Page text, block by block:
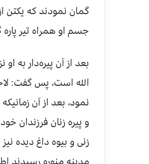
گمان نمودند كه یكتن
جسم او همراه تیر
بعد از آن پیره‌دار به
الله است، پس گفت:
نمود، بعد از آن
و پیره زنان فرزندان
زنی و بیوه داغ دیده